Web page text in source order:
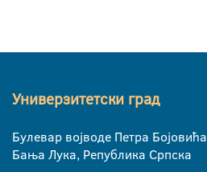
Универзитетски град
Булевар војводе Петра Бојовића
Бања Лука, Република Српска